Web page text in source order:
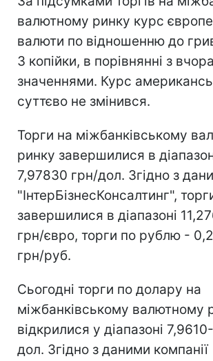
валютному ринку курс
валюти по відношенню до
3 копійки, в порівнянні з
значеннями. Курс
суттєво не змінився.
Торги на міжбанківському
ринку завершилися в
7,97830 грн/дол. Згідно з
"ІнтерБізнесКонсалтинг",
завершилися в діапазоні
грн/євро, торги по рублю -
грн/руб.
Сьогодні торги по долару на
міжбанківському валютному
відкрилися у діапазоні
дол. Згідно з даними компанії